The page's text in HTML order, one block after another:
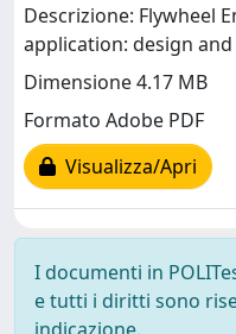
Descrizione: Flywheel
application: design
Dimensione 4.17 MB
Formato Adobe PDF
Visualizza/Apri
I documenti in
e tutti i diritti sono